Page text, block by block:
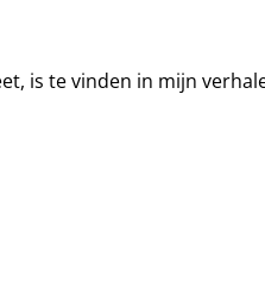
is te vinden in mijn